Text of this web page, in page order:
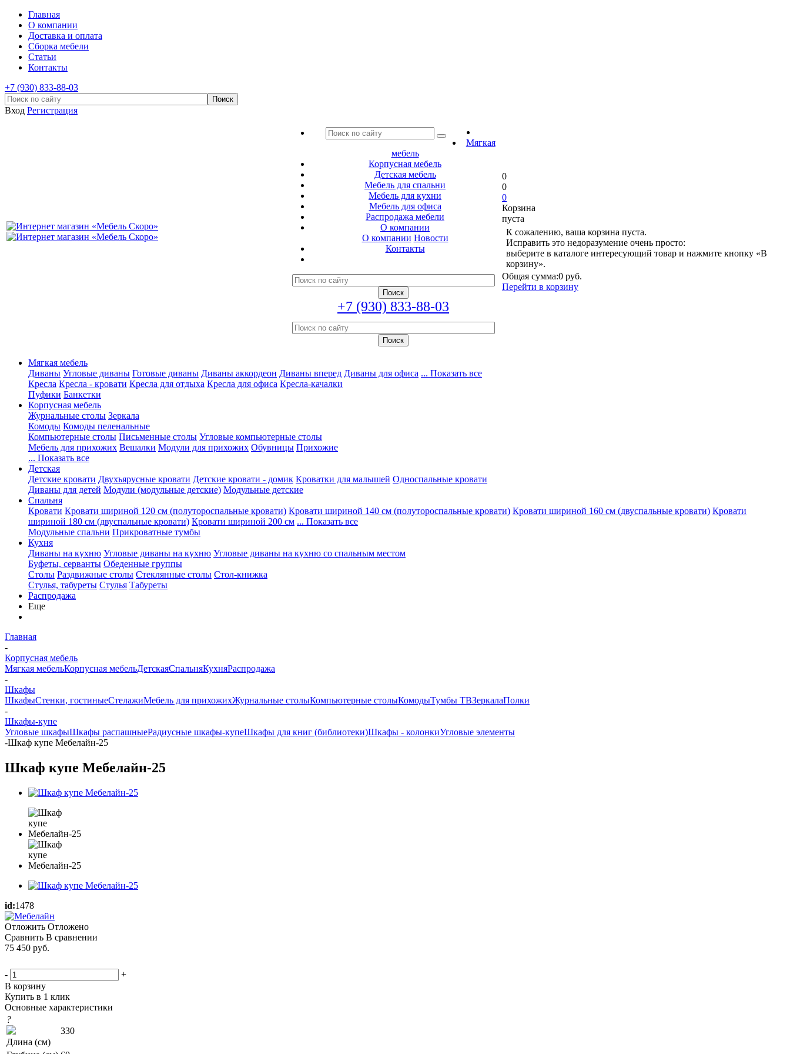
Главная
О компании
Доставка и оплата
Сборка мебели
Статьи
Контакты
+7 (930) 833-88-03
Вход Регистрация
Мягкая
мебель
Корпусная мебель
Детская мебель
Мебель для спальни
Мебель для кухни
Мебель для офиса
Распродажа мебели
О компании
О компании Новости
Контакты
+7 (930) 833-88-03
0
0
0
Корзина
пуста
К сожалению, ваша корзина пуста.
Исправить это недоразумение очень просто:
выберите в каталоге интересующий товар и нажмите кнопку «В
корзину».
Общая сумма:0 руб.
Перейти в корзину
Мягкая мебель
Диваны Угловые диваны Готовые диваны Диваны аккордеон Диваны вперед Диваны для офиса ... Показать все
Кресла Кресла - кровати Кресла для отдыха Кресла для офиса Кресла-качалки
Пуфики Банкетки
Корпусная мебель
Журнальные столы Зеркала
Комоды Комоды пеленальные
Компьютерные столы Письменные столы Угловые компьютерные столы
Мебель для прихожих Вешалки Модули для прихожих Обувницы Прихожие
... Показать все
Детская
Детские кровати Двухъярусные кровати Детские кровати - домик Кроватки для малышей Односпальные кровати
Диваны для детей Модули (модульные детские) Модульные детские
Спальня
Кровати Кровати шириной 120 см (полутороспальные кровати) Кровати шириной 140 см (полутороспальные кровати) Кровати шириной 160 см (двуспальные кровати) Кровати
шириной 180 см (двуспальные кровати) Кровати шириной 200 см ... Показать все
Модульные спальни Прикроватные тумбы
Кухня
Диваны на кухню Угловые диваны на кухню Угловые диваны на кухню со спальным местом
Буфеты, серванты Обеденные группы
Столы Раздвижные столы Стеклянные столы Стол-книжка
Стулья, табуреты Стулья Табуреты
Распродажа
Еще
Главная
-
Корпусная мебель
Мягкая мебельКорпусная мебельДетскаяСпальняКухняРаспродажа
-
Шкафы
ШкафыСтенки, гостиныеСтелажиМебель для прихожихЖурнальные столыКомпьютерные столыКомодыТумбы ТВЗеркалаПолки
-
Шкафы-купе
Угловые шкафыШкафы распашныеРадиусные шкафы-купеШкафы для книг (библиотеки)Шкафы - колонкиУгловые элементы
-Шкаф купе Мебелайн-25
Шкаф купе Мебелайн-25
id:1478
Отложить Отложено
Сравнить В сравнении
75 450 руб.
-
+
В корзину
Купить в 1 клик
Основные характеристики
?
Длина (см)
330